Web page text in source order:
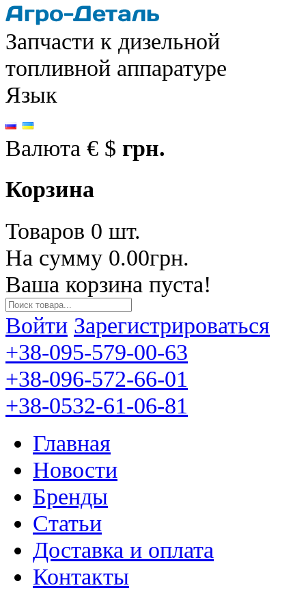
Запчасти к дизельной
топливной аппаратуре
Язык
Валюта € $ грн.
Корзина
Товаров 0 шт.
На сумму 0.00грн.
Ваша корзина пуста!
Войти Зарегистрироваться
+38-095-579-00-63
+38-096-572-66-01
+38-0532-61-06-81
Главная
Новости
Бренды
Статьи
Доставка и оплата
Контакты